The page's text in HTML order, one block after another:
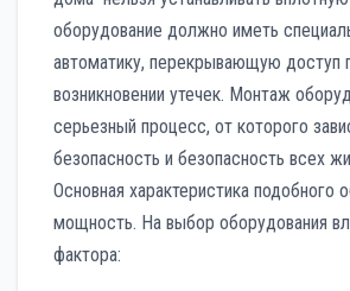
оборудование должно иметь
автоматику, перекрывающую доступ
возникновении утечек. Монтаж
серьезный процесс, от которого
безопасность и безопасность всех
Основная характеристика подобного
мощность. На выбор оборудования
фактора: